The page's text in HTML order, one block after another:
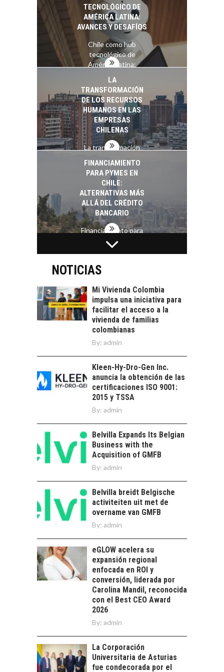
TECNOLÓGICO DE
AMÉRICA LATINA:
AVANCES Y DESAFÍOS
Chile como hub
tecnológico de
América Latina:
LA
TRANSFORMACIÓN
DE LOS RECURSOS
HUMANOS EN LAS
EMPRESAS
CHILENAS
La transformación
recursos humanos en
las empresas…
FINANCIAMIENTO
PARA PYMES EN
CHILE:
ALTERNATIVAS MÁS
ALLÁ DEL CRÉDITO
BANCARIO
Financiamiento para
pymes en Chile:
alternativas que
crédito…
EL CRECIMIENTO DE
LOS SERVICIOS
DIGITALES
EXPORTADOS DESDE
CHILE
El auge de las
exportaciones de
servicios digitales en
Chile:…
TURISMO EN EL
DESIERTO DE
OPORTUNIDADES
PARA EL
DESARROLLO LOCAL
El Desierto de
Atacama: Motor
Desarrollo Turístico…
LA IMPORTANCIA DE
DIVERSIFICAR LAS
EXPORTACIONES
CHILENAS
La diversificación de
las exportaciones
chilenas: clave para un
crecimiento…
CHILE COMO HUB
TECNOLÓGICO DE
AMÉRICA LATINA:
AVANCES Y DESAFÍOS
tecnológico de
América Latina:
avances y desafíos…
LA
TRANSFORMACIÓN
DE LOS RECURSOS
HUMANOS EN LAS
EMPRESAS
CHILENAS
La transformación
estratégica de los
recursos humanos en
FINANCIAMIENTO
NOTICIAS
Mi Vivienda Colombia
impulsa una iniciativa para
facilitar el acceso a la
vivienda de familias
colombianas
By: admin
Kleen-Hy-Dro-Gen Inc.
anuncia la obtención de las
certificaciones ISO 9001:
2015 y TSSA
By: admin
Belvilla Expands Its Belgian
Business with the
Acquisition of GMFB
By: admin
Belvilla breidt Belgische
activiteiten uit met de
overname van GMFB
By: admin
eGLOW acelera su
expansión regional
enfocada en ROI y
conversión, liderada por
Carolina Mandil, reconocida
con el Best CEO Award
2026
By: admin
La Corporación
Universitaria de Asturias
fue condecorada por el